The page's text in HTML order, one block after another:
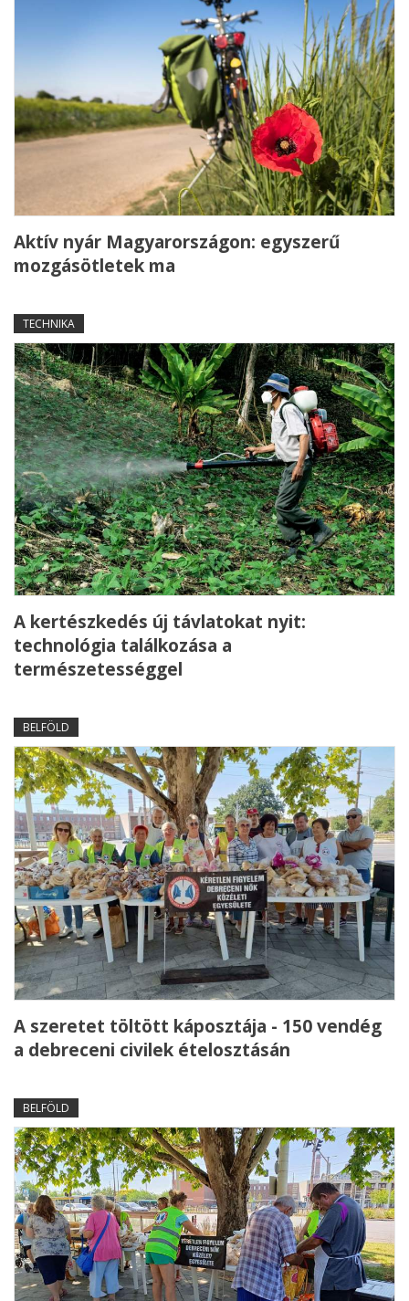
Aktív nyár Magyarországon: egyszerű
mozgásötletek ma
TECHNIKA
A kertészkedés új távlatokat nyit:
technológia találkozása a
természetességgel
BELFÖLD
A szeretet töltött káposztája - 150 vendég
a debreceni civilek ételosztásán
BELFÖLD